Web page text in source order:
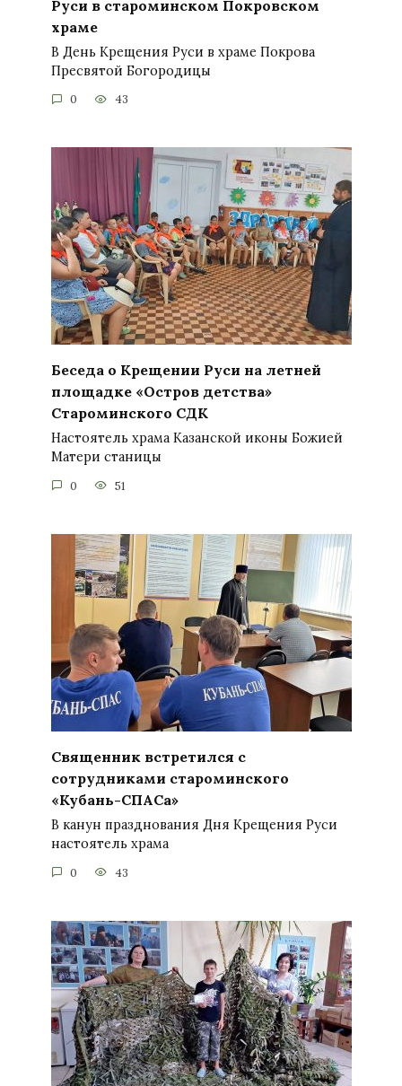
Руси в староминском Покровском
храме
В День Крещения Руси в храме Покрова
Пресвятой Богородицы
0 43
Беседа о Крещении Руси на летней
площадке «Остров детства»
Староминского СДК
Настоятель храма Казанской иконы Божией
Матери станицы
0 51
Священник встретился с
сотрудниками староминского
«Кубань-СПАСа»
В канун празднования Дня Крещения Руси
настоятель храма
0 43